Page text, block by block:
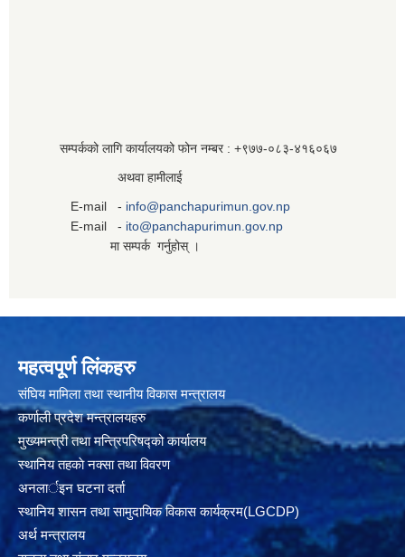
सम्पर्कको लागि कार्यालयको फोन नम्बर : +९७७-०८३‍-४१६०६७
अथवा हामीलाई
E-mail - info@panchapurimun.gov.np
E-mail - ito@panchapurimun.gov.np
मा सम्पर्क गर्नुहोस् ।
महत्वपूर्ण लिंकहरु
संघिय मामिला तथा स्थानीय विकास मन्त्रालय
कर्णाली प्रदेश मन्त्रालयहरु
मुख्यमन्त्री तथा मन्त्रिपरिषद्को कार्यालय
स्थानिय तहकाे नक्सा तथा विवरण
अनलार्इन घटना दर्ता
स्थानिय शासन तथा सामुदायिक विकास कार्यक्रम(LGCDP)
अर्थ मन्त्रालय